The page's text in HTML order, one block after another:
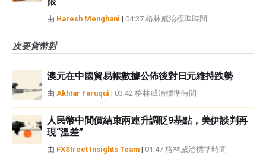
由 Haresh Menghani | 04:37 格林威治標準時間
次要貨幣對
澳元在中國貿易帳數據公佈後對日元維持跌勢
由 Akhtar Faruqui | 03:42 格林威治標準時間
人民幣中間價結束兩連升調貶9基點，美伊談判再
現“溫差”
由 FXStreet Insights Team | 01:47 格林威治標準時間